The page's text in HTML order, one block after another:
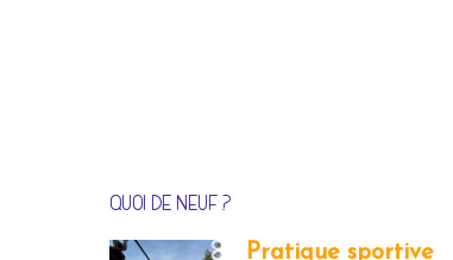
QUOI DE NEUF ?
Pratique sportive